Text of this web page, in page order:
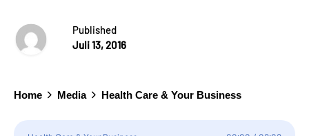
Published
Juli 13, 2016
Home Media Health Care & Your Business